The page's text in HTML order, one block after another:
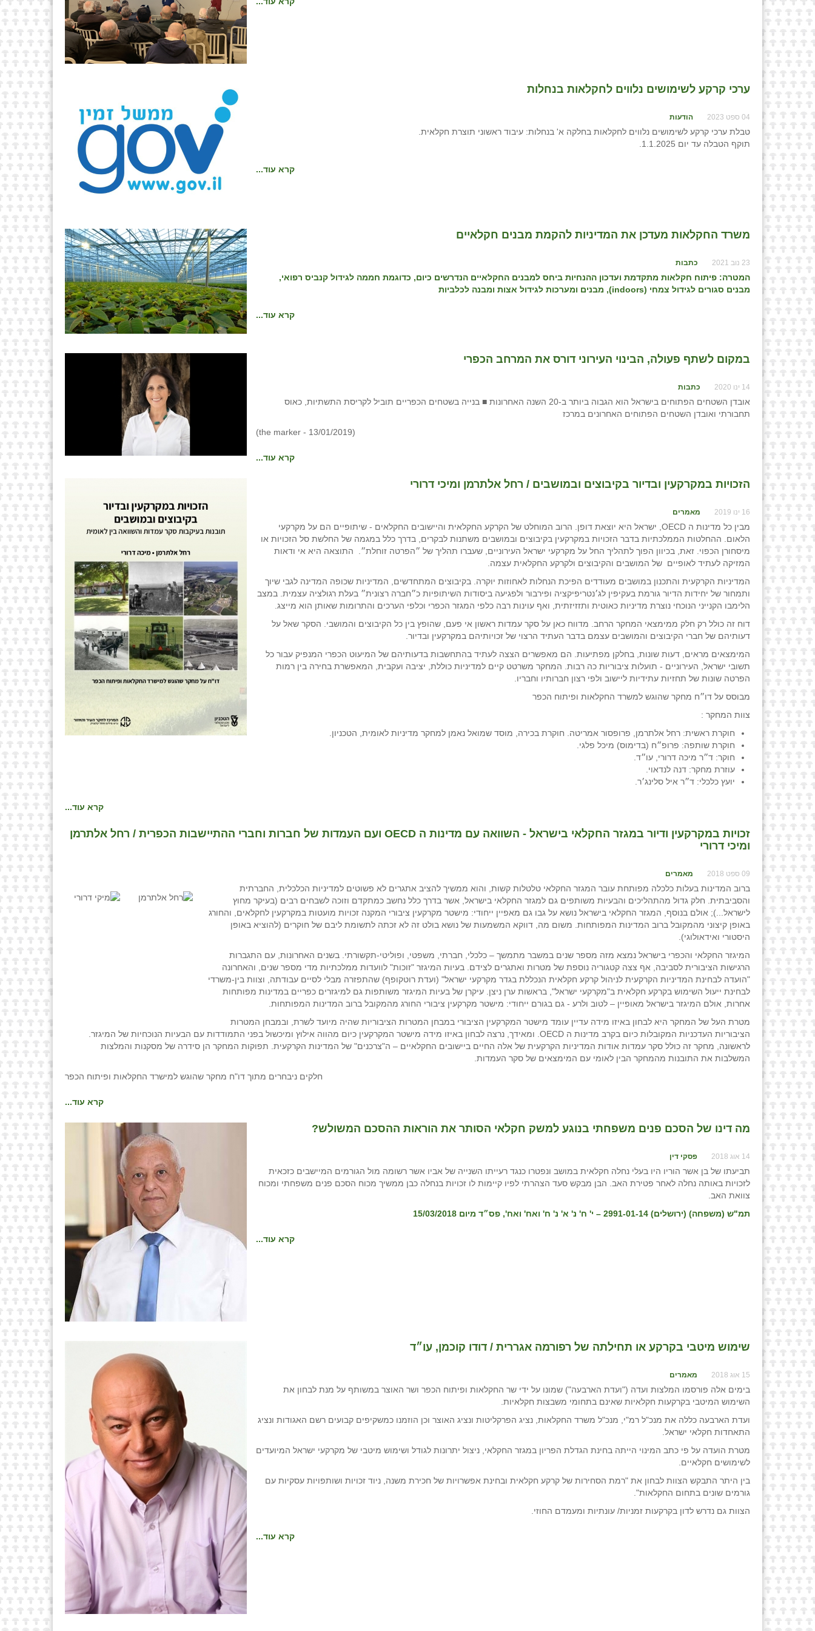
ערכי קרקע לשימושים נלווים לחקלאות בנחלות
04 ספט 2023 הודעות
טבלת ערכי קרקע לשימושים נלווים לחקלאות בחלקה א' בנחלות: עיבוד ראשוני תוצרת חקלאית.
תוקף הטבלה עד יום 1.1.2025.
קרא עוד...
משרד החקלאות מעדכן את המדיניות להקמת מבנים חקלאיים
23 נוב 2021 כתבות
המטרה: פיתוח חקלאות מתקדמת ועדכון ההנחיות ביחס למבנים החקלאיים הנדרשים כיום, כדוגמת חממה לגידול קנביס רפואי,
מבנים סגורים לגידול צמחי (indoors), מבנים ומערכות לגידול אצות ומבנה לכלביות
קרא עוד...
במקום לשתף פעולה, הבינוי העירוני דורס את המרחב הכפרי
14 ינו 2020 כתבות
אובדן השטחים הפתוחים בישראל הוא הגבוה ביותר ב-20 השנה האחרונות ■ בנייה בשטחים הכפריים תוביל לקריסת התשתיות, כאוס
תחבורתי ואובדן השטחים הפתוחים האחרונים במרכז
(the marker - 13/01/2019)
קרא עוד...
הזכויות במקרקעין ובדיור בקיבוצים ובמושבים / רחל אלתרמן ומיכי דרורי
16 ינו 2019 מאמרים
מבין כל מדינות ה OECD, ישראל היא יוצאת דופן. הרוב המוחלט של הקרקע החקלאית והיישובים החקלאים - שיתופיים הם על מקרקעי
הלאום. ההחלטות הממלכתיות בדבר הזכויות במקרקעין בקיבוצים ובמושבים משתנות לבקרים, בדרך כלל במגמה של החלשת סל הזכויות או
מיסחורן הכפוי. זאת, בכיוון הפוך לתהליך החל על מקרקעי ישראל העירוניים, שעברו תהליך של ״הפרטה זוחלת״. התוצאה היא אי ודאות
המזיקה לעתיד לאופיים של המושבים והקיבוצים ולקרקע החקלאית עצמה.
המדיניות הקרקעית והתכנון במושבים מעודדים הפיכת הנחלות לאחוזות יוקרה. בקיבוצים המתחדשים, המדיניות שכופה המדינה לגבי שיוך
ותמחור של יחידות הדיור גורמת בעקיפין לג׳נטריפיקציה ופירבור ולפגיעה ביסודות השיתופיות כ״חברה רצונית״ בעלת רגולציה עצמית. במצב
הלימבו הקנייני הנוכחי נוצרת מדיניות כאוטית ותזזיזתית, ואף עוינות רבה כלפי המגזר הכפרי וכלפי הערכים והתרומות שאותן הוא מייצג.
דוח זה כולל רק חלק ממימצאי המחקר הרחב. מדווח כאן על סקר עמדות ראשון אי פעם, שהופץ בין כל הקיבוצים והמושבי. הסקר שאל על
דעותיהם של חברי הקיבוצים והמושבים עצמם בדבר העתיד הרצוי של זכויותיהם במקרקעין ובדיור.
המימצאים מראים, דעות שונות, בחלקן מפתיעות. הם מאפשרים הצצה לעתיד בהתחשבות בדעותיהם של המיעוט הכפרי המנפיק עבור כל
תשובי ישראל, העירוניים - תועלות ציבוריות כה רבות. המחקר משרטט קיים למדיניות כוללת, יציבה ועקבית, המאפשרת בחירה בין רמות
הפרטה שונות של תחזיות עתידיות ליישוב ולפי רצון חברותיו וחבריו.
מבוסס על דו״ח מחקר שהוגש למשרד החקלאות ופיתוח הכפר
צוות המחקר :
חוקרת ראשית: רחל אלתרמן, פרופסור אמריטה. חוקרת בכירה, מוסד שמואל נאמן למחקר מדיניות לאומית, הטכניון.
חוקרת שותפה: פרופ״ח (בדימוס) מיכל פלגי.
חוקר: ד״ר מיכה דרורי, עו״ד.
עוזרת מחקר: דנה לנדאוי.
יועץ כלכלי: ד״ר איל סלינג׳ר.
קרא עוד...
זכויות במקרקעין ודיור במגזר החקלאי בישראל - השוואה עם מדינות ה OECD ועם העמדות של חברות וחברי ההתיישבות הכפרית / רחל אלתרמן
ומיכי דרורי
09 ספט 2018 מאמרים
ברוב המדינות בעלות כלכלה מפותחת עובר המגזר החקלאי טלטלות קשות, והוא ממשיך להציב אתגרים לא פשוטים למדיניות הכלכלית, החברתית
והסביבתית. חלק גדול מהתהליכים והבעיות משותפים גם למגזר החקלאי בישראל, אשר בדרך כלל נחשב כמתקדם וזוכה לשבחים רבים (בעיקר מחוץ
לישראל...); אולם בנוסף, המגזר החקלאי בישראל נושא על גבו גם מאפיין ייחודי: מישטר מקרקעין ציבורי המקנה זכויות מועטות במקרקעין לחקלאים, והחורג
באופן קיצוני מהמקובל ברוב המדינות המפותחות. משום מה, דווקא המשמעות של נושא בולט זה לא זכתה לתשומת ליבם של חוקרים (להוציא באופן
היסטורי ואידאולוגי).
המיגזר החקלאי והכפרי בישראל נמצא מזה מספר שנים במשבר מתמשך – כלכלי, חברתי, משפטי, ופוליטי-תקשורתי. בשנים האחרונות, עם התגברות
הרגישות הציבורית לסביבה, אף צצה קטגוריה נוספת של מטרות ואתגרים לצידם. בעיות המיגזר "זוכות" לוועדות ממלכתיות מדי מספר שנים, והאחרונה
"הועדה לבחינת המדיניות הקרקעית לניהול קרקע חקלאית הנכללת בגדר מקרקעי ישראל" (ועדת רוטקופף) שהתפזרה מבלי לסיים עבודתה, וצוות בין-משרדי
לבחינת ייעול השימוש בקרקע חקלאית ב"מקרקעי ישראל", בראשות ערן ניצן. עיקרן של בעיות המיגזר משותפות גם למיגזרים כפריים במדינות מפותחות
אחרות, אולם המיגזר בישראל מאופיין – לטוב ולרע - גם בגורם ייחודי: מישטר מקרקעין ציבורי החורג מהמקובל ברוב המדינות המפותחות.
מטרת העל של המחקר היא לבחון באיזו מידה עדיין עומד מישטר המקרקעין הציבורי במבחן המטרות הציבוריות שהיה מיועד לשרת, ובמבחן המטרות
הציבוריות העדכניות המקובלות כיום בקרב מדינות ה OECD. ומאידך, נרצה לבחון באיזו מידה מישטר המקרקעין כיום מהווה אילוץ ומיכשול בפני התמודדות עם הבעיות הנוכחיות של המיגזר.
לראשונה, מחקר זה כולל סקר עמדות אודות המדיניות הקרקעית של אלה החיים ביישובים החקלאיים – ה"צרכנים" של המדינות הקרקעית. תפוקות המחקר הן סידרה של מסקנות והמלצות
המשלבות את התובנות מהמחקר הבין לאומי עם המימצאים של סקר העמדות.
חלקים ניבחרים מתוך דו"ח מחקר שהוגש למישרד החקלאות ופיתוח הכפר
קרא עוד...
מה דינו של הסכם פנים משפחתי בנוגע למשק חקלאי הסותר את הוראות ההסכם המשולש?
14 אוג 2018 פסקי דין
תביעתו של בן אשר הוריו היו בעלי נחלה חקלאית במושב ונפטרו כנגד רעייתו השנייה של אביו אשר רשומה מול הגורמים המיישבים כזכאית
לזכויות באותה נחלה לאחר פטירת האב. הבן מבקש סעד הצהרתי לפיו קיימות לו זכויות בנחלה כבן ממשיך מכוח הסכם פנים משפחתי ומכוח
צוואת האב.
תמ"ש (משפחה) (ירושלים) 2991-01-14 – י' ח' נ' א' נ' ח' ואח' ואח', פס״ד מיום 15/03/2018
קרא עוד...
שימוש מיטבי בקרקע או תחילתה של רפורמה אגררית / דודו קוכמן, עו״ד
15 אוג 2018 מאמרים
בימים אלה פורסמו המלצות ועדה ("ועדת הארבעה") שמונו על ידי שר החקלאות ופיתוח הכפר ושר האוצר במשותף על מנת לבחון את
השימוש המיטבי בקרקעות חקלאיות שאינם בתחומי משבצות חקלאיות.
ועדת הארבעה כללה את מנכ"ל רמ"י, מנכ"ל משרד החקלאות, נציג הפרקליטות ונציג האוצר וכן הוזמנו כמשקיפים קבועים רשם האגודות ונציג
התאחדות חקלאי ישראל.
מטרת הועדה על פי כתב המינוי הייתה בחינת הגדלת הפריון במגזר החקלאי, ניצול יתרונות לגודל ושימוש מיטבי של מקרקעי ישראל המיועדים
לשימושים חקלאיים.
בין היתר התבקש הצוות לבחון את "רמת הסחירות של קרקע חקלאית ובחינת אפשרויות של חכירת משנה, ניוד זכויות ושותפויות עסקיות עם
גורמים שונים בתחום החקלאות".
הצוות גם נדרש לדון בקרקעות זמניות/ עונתיות ומעמדם החוזי.
קרא עוד...